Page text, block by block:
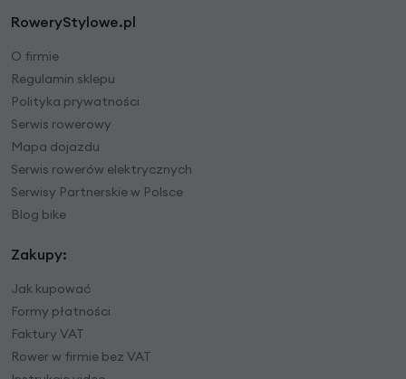
RoweryStylowe.pl
O firmie
Regulamin sklepu
Polityka prywatności
Serwis rowerowy
Mapa dojazdu
Serwis rowerów elektrycznych
Serwisy Partnerskie w Polsce
Blog bike
Zakupy:
Jak kupować
Formy płatności
Faktury VAT
Rower w firmie bez VAT